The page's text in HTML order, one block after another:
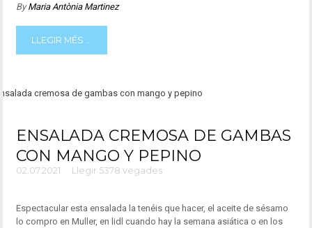
ByMaria Antònia Martinez
LLEGIR MÉS ...
ENSALADA CREMOSA DE GAMBAS
CON MANGO Y PEPINO
02.07.2021 Llegir 5378 vegades
Espectacular esta ensalada la tenéis que hacer, el aceite de sésamo
lo compro en Muller, en lidl cuando hay la semana asiática o en los